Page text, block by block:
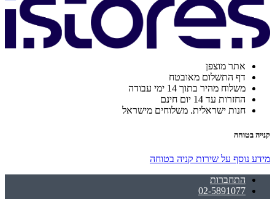
אתר מוצפן
דף התשלום מאובטח
משלוח מהיר בתוך 14 ימי עבודה
החזרות עד 14 יום חינם
חנות ישראלית. משלוחים מישראל
קנייה בטוחה
מידע נוסף על שירות קניה בטוחה
התחברות
02-5891077